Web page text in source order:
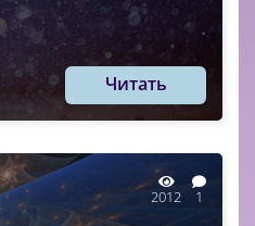
Читать
2012 1